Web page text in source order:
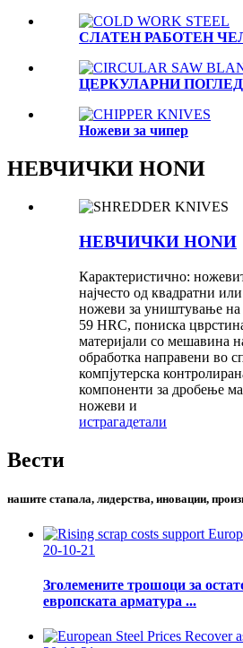
СЛАТЕН РАБОТЕН
ЦЕРКУЛАРНИ
Ножеви за чипер
НЕВЧИЧКИ НОNИ
НЕВЧИЧКИ НОNИ
Карактеристично:
најчесто од квадратни
ножеви за уништување на
59 HRC, пониска
материјали со мешавина
обработка направени во
компјутерска
компоненти за дробење
ножеви и
истрагадетали
Вести
нашите стапала, лидерства, иновации,
20-10-21
Зголемените трошоци за
европската арматура ...